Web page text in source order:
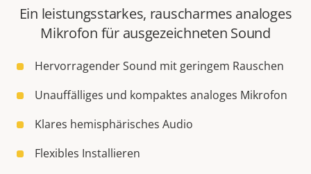
Ein leistungsstarkes, rauscharmes analoges
Mikrofon für ausgezeichneten Sound
Hervorragender Sound mit geringem Rauschen
Unauffälliges und kompaktes analoges Mikrofon
Klares hemisphärisches Audio
Flexibles Installieren